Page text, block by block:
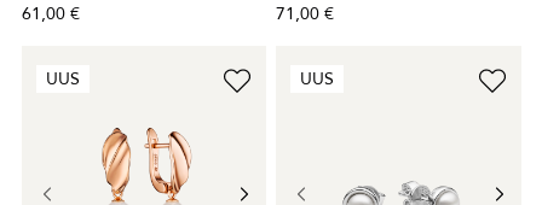
61,00 € 71,00 €
UUS UUS